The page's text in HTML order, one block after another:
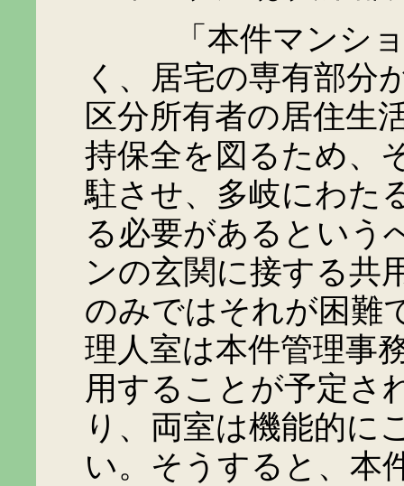
「本件マンション
く、居宅の専有部分
区分所有者の居住生
持保全を図るため、
駐させ、多岐にわた
る必要があるという
ンの玄関に接する共
のみではそれが困難
理人室は本件管理事
用することが予定さ
り、両室は機能的に
い。そうすると、本